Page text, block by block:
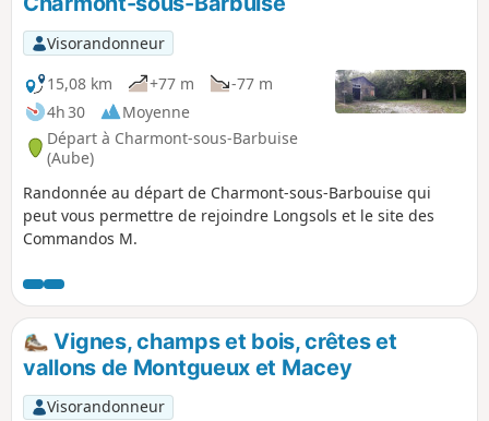
Visorandonneur
15,08 km
+77 m
-77 m
4h 30
Moyenne
Départ à Charmont-sous-Barbuise
(Aube)
Randonnée au départ de Charmont-sous-Barbouise qui
peut vous permettre de rejoindre Longsols et le site des
Commandos M.
Vignes, champs et bois, crêtes et
vallons de Montgueux et Macey
Visorandonneur